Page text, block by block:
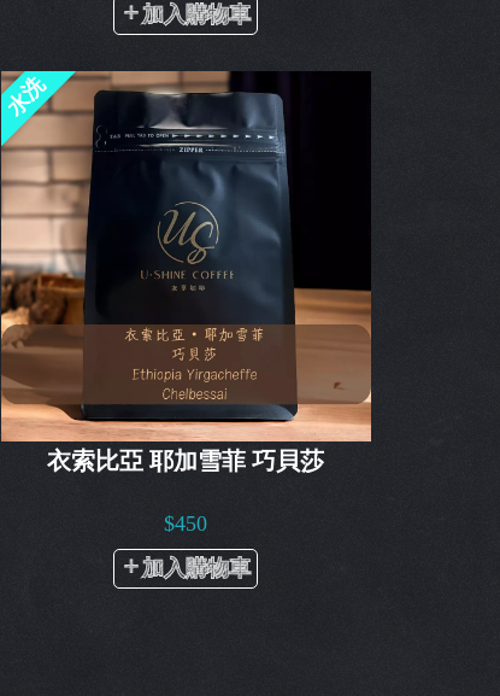
加入購物車
水洗
衣索比亞 耶加雪菲 巧貝莎
$450
加入購物車